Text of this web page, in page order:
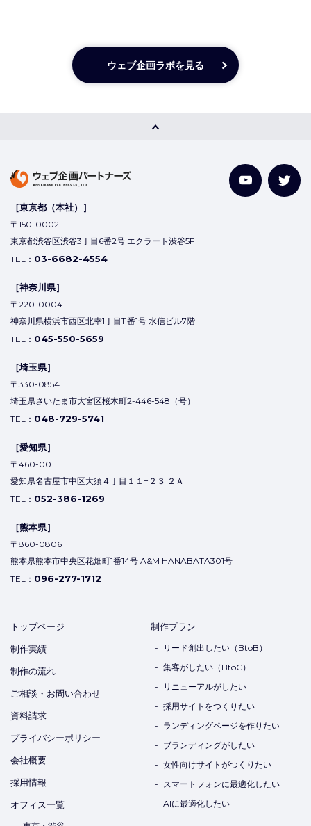
ウェブ企画ラボを見る
［東京都（本社）］
〒150-0002
東京都渋谷区渋谷3丁目6番2号 エクラート渋谷5F
TEL： 03-6682-4554
［神奈川県］
〒220-0004
神奈川県横浜市西区北幸1丁目11番1号 水信ビル7階
TEL： 045-550-5659
［埼玉県］
〒330-0854
埼玉県さいたま市大宮区桜木町2-446-548（号）
TEL： 048-729-5741
［愛知県］
〒460-0011
愛知県名古屋市中区大須４丁目１１−２３ ２Ａ
TEL： 052-386-1269
［熊本県］
〒860-0806
熊本県熊本市中央区花畑町1番14号 A&M HANABATA301号
TEL： 096-277-1712
トップページ
制作実績
制作の流れ
ご相談・お問い合わせ
資料請求
プライバシーポリシー
会社概要
採用情報
オフィス一覧
制作プラン
リード創出したい（BtoB）
集客がしたい（BtoC）
リニューアルがしたい
採用サイトをつくりたい
ランディングページを作りたい
ブランディングがしたい
女性向けサイトがつくりたい
スマートフォンに最適化したい
AIに最適化したい